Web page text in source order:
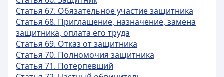
Статья 67. Обязательное участие защитника
Статья 68. Приглашение, назначение, замена
защитника, оплата его труда
Статья 69. Отказ от защитника
Статья 70. Полномочия защитника
Статья 71. Потерпевший